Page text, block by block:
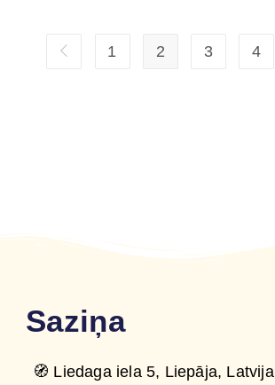
1 2 3 4
Saziņa
🧭 Liedaga iela 5, Liepāja, Latvija